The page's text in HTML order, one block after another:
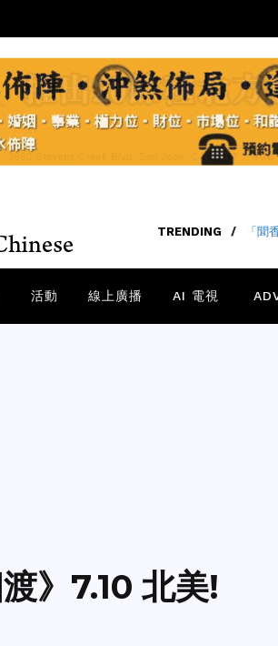
TRENDING /
活動 線上廣播 AI 電視
》7.10 北美!